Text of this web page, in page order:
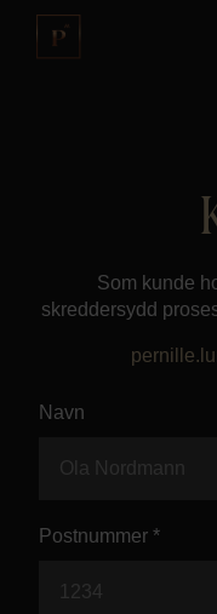
Nybygg
Næring
Kontor og
Som kunde
skreddersydd
Navn
Postnummer *